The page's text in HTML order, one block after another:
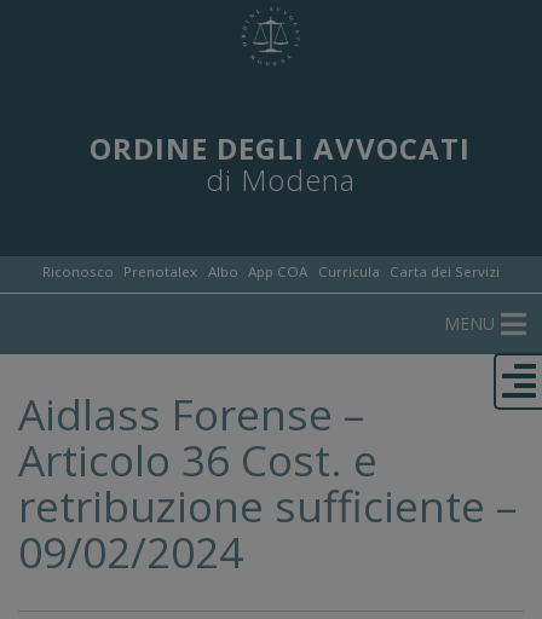
ORDINE DEGLI AVVOCATI
di Modena
Riconosco Prenotalex Albo App COA Curricula Carta dei Servizi
MENU
Aidlass Forense –
Articolo 36 Cost. e
retribuzione sufficiente –
09/02/2024